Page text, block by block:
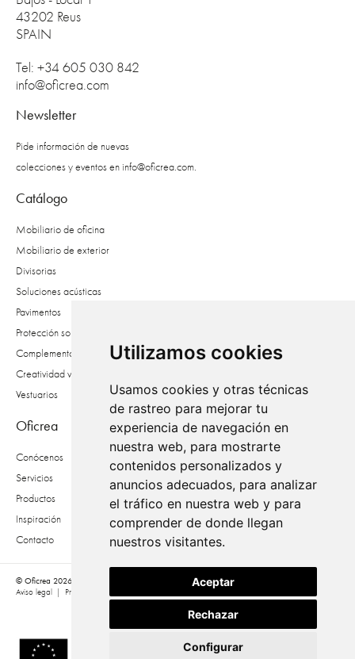
Utilizamos cookies
Usamos cookies y otras técnicas
de rastreo para mejorar tu
experiencia de navegación en
nuestra web, para mostrarte
contenidos personalizados y
anuncios adecuados, para analizar
el tráfico en nuestra web y para
comprender de donde llegan
nuestros visitantes.
Aceptar
Rechazar
Configurar
43202 Reus
SPAIN
Tel: +34 605 030 842
info@oficrea.com
Newsletter
Pide información de nuevas
colecciones y eventos eninfo@oficrea.com.
Catálogo
Mobiliario de oficina
Mobiliario de exterior
Divisorias
Soluciones acústicas
Pavimentos
Protección solar
Complementos
Creatividad vegetal
Vestuarios
Oficrea
Conócenos
Servicios
Productos
Inspiración
Contacto
© Oficrea 2026
Aviso legal
Privacidad